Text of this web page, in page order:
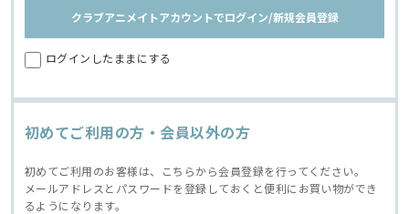
クラブアニメイトアカウントでログイン/新規会員登録
ログインしたままにする
初めてご利用の方・会員以外の方
初めてご利用のお客様は、こちらから会員登録を行ってください。
メールアドレスとパスワードを登録しておくと便利にお買い物ができ
るようになります。